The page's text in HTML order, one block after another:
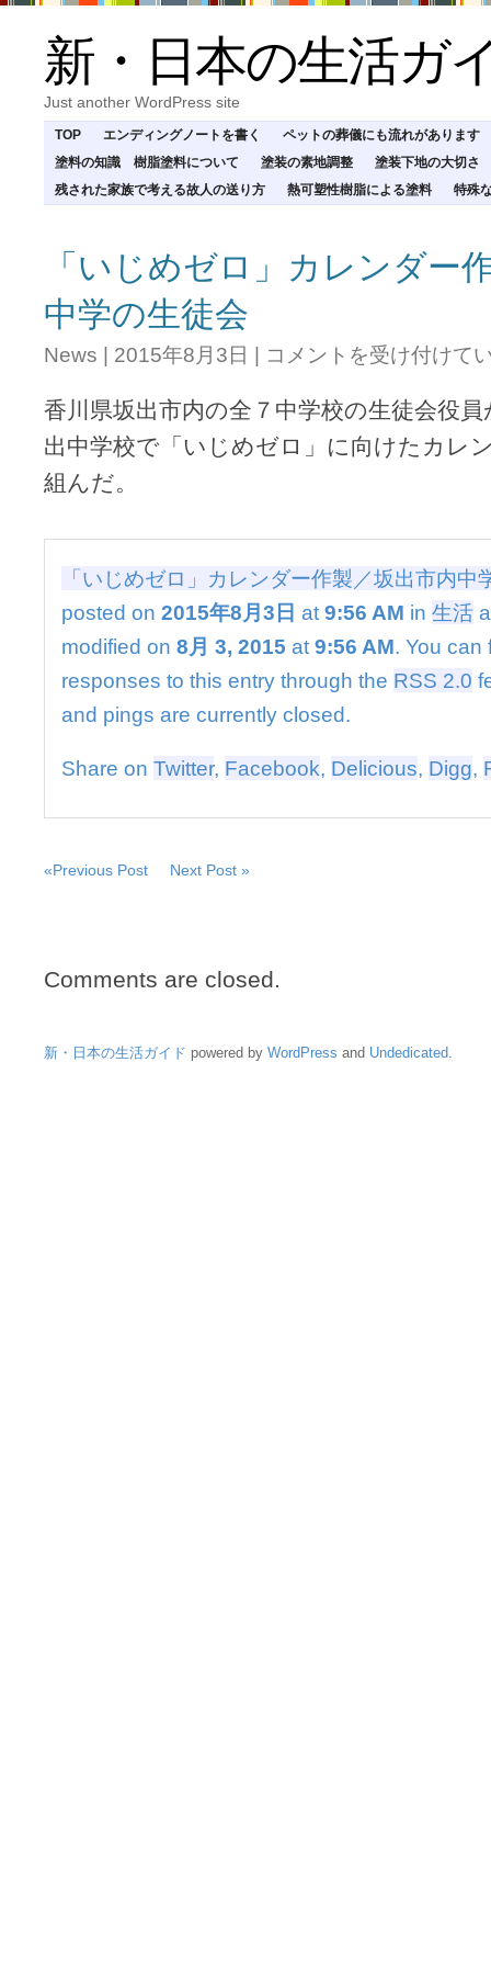
新・日本の生活ガ
Just another WordPress site
TOP エンディングノートを書く
ペットの葬儀にも流れがあります
塗料の知識 樹脂塗料について
塗装の素地調整
塗装下地の大切さ
残された家族で考える故人の送り方
熱可塑性樹脂による塗料 特殊
「いじめゼロ」カレンダー
中学の生徒会
News | 2015年8月3日 | 「い
ゼ
ロ」
カ
ー
製
／
出
市
中
の
コメントを受け付けて
香川県坂出市内の全７中学校の生徒会役
出中学校で「いじめゼロ」に向けたカレ
組んだ。
「いじめゼロ」カレンダー作製／坂出市内中
posted on 2015年8月3日 at 9:56 AM in 生活
modified on 8月 3, 2015 at 9:56 AM. You can
responses to this entry through the RSS 2.0
and pings are currently closed.
Share on Twitter, Facebook, Delicious, Digg,
«Previous Post Next Post »
Comments are closed.
新・日本の生活ガイド powered by WordPress and Undedicated.